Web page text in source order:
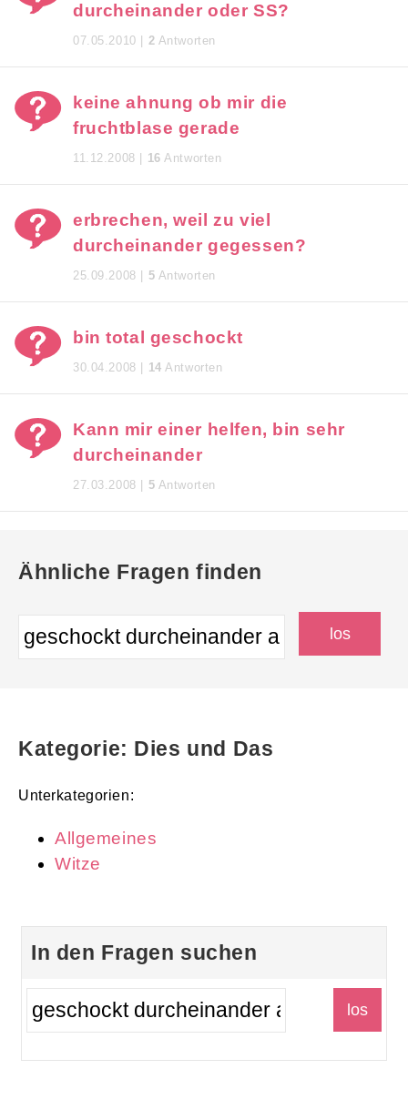
durcheinander oder SS?
07.05.2010 | 2 Antworten
keine ahnung ob mir die
fruchtblase gerade
11.12.2008 | 16 Antworten
erbrechen, weil zu viel
durcheinander gegessen?
25.09.2008 | 5 Antworten
bin total geschockt
30.04.2008 | 14 Antworten
Kann mir einer helfen, bin sehr
durcheinander
27.03.2008 | 5 Antworten
Ähnliche Fragen finden
Kategorie: Dies und Das
Unterkategorien:
Allgemeines
Witze
In den Fragen suchen